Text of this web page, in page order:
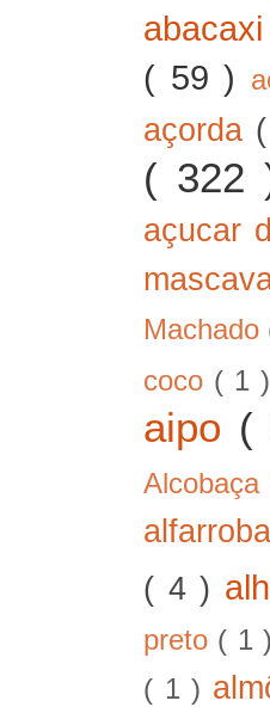
abacaxi
( 59 )
açorda
( 322
açucar
Machado
coco ( 1 )
aipo (
Alcobaça
alfarroba
( 4 )
preto ( 1 )
( 1 )